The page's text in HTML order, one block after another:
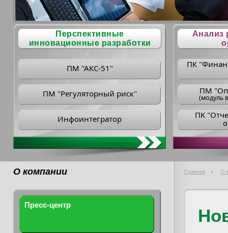
Перспективные
инновационные разработки
ПМ "АКС-51"
ПМ "Регуляторный риск"
Инфоинтегратор
Анализ
ПК
ПM
(модуль
ПK
О компании Главная О
Пресс-центр